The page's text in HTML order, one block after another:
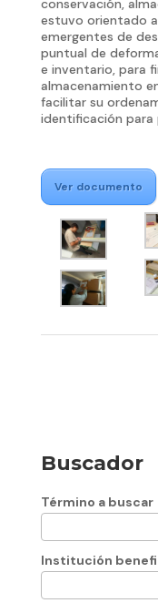
conservación,
estuvo orientado
emergentes de
puntual de
e inventario, para
almacenamiento
facilitar su
identificación para
Ver documento
Buscador
Término a buscar
Institución